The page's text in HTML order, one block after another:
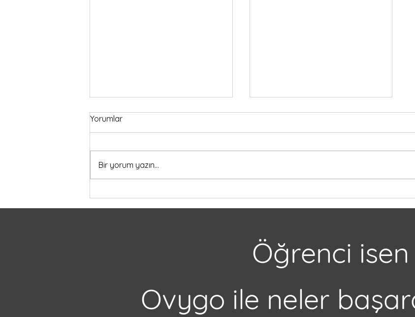
Eğitim: Akademik
Eşsiz Eğitim Deneyimi ve
Yorumlar
Bir yorum yazın...
Öğrenci isen
Ovygo ile neler